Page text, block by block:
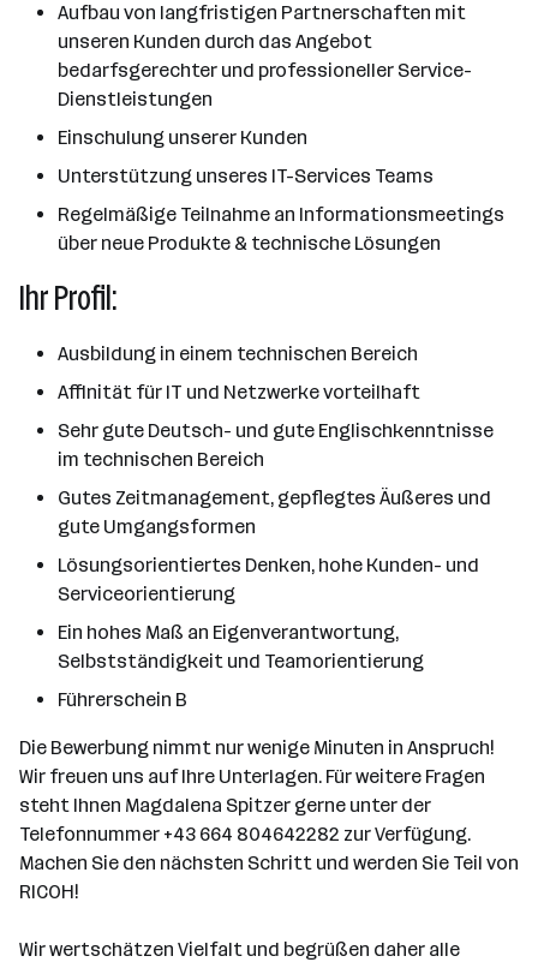
Aufbau von langfristigen Partnerschaften mit
unseren Kunden durch das Angebot
bedarfsgerechter und professioneller Service-
Dienstleistungen
Einschulung unserer Kunden
Unterstützung unseres IT-Services Teams
Regelmäßige Teilnahme an Informationsmeetings
über neue Produkte & technische Lösungen
Ihr Profil:
Ausbildung in einem technischen Bereich
Affinität für IT und Netzwerke vorteilhaft
Sehr gute Deutsch- und gute Englischkenntnisse
im technischen Bereich
Gutes Zeitmanagement, gepflegtes Äußeres und
gute Umgangsformen
Lösungsorientiertes Denken, hohe Kunden- und
Serviceorientierung
Ein hohes Maß an Eigenverantwortung,
Selbstständigkeit und Teamorientierung
Führerschein B
Die Bewerbung nimmt nur wenige Minuten in Anspruch!
Wir freuen uns auf Ihre Unterlagen. Für weitere Fragen
steht Ihnen Magdalena Spitzer gerne unter der
Telefonnummer +43 664 804642282 zur Verfügung.
Machen Sie den nächsten Schritt und werden Sie Teil von
RICOH!
Wir wertschätzen Vielfalt und begrüßen daher alle